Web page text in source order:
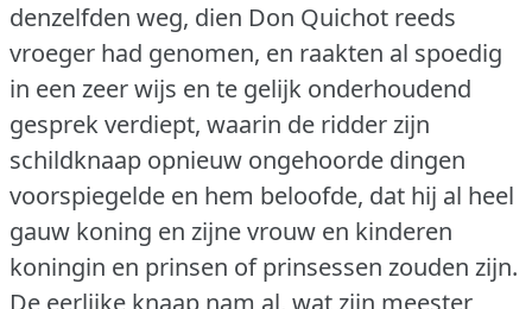
denzelfden weg, dien Don Quichot reeds
vroeger had genomen, en raakten al spoedig
in een zeer wijs en te gelijk onderhoudend
gesprek verdiept, waarin de ridder zijn
schildknaap opnieuw ongehoorde dingen
voorspiegelde en hem beloofde, dat hij al heel
gauw koning en zijne vrouw en kinderen
koningin en prinsen of prinsessen zouden zijn.